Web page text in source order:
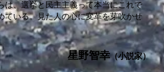
星野智幸（小説家）
は、選挙と民主主義って本当にこれで
ている。見た人の心に変革を芽吹かせ